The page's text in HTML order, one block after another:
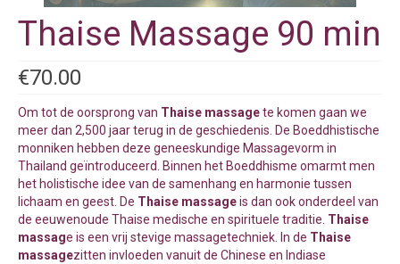
Thaise Massage 90 min
€70.00
Om tot de oorsprong van Thaise massagete komen gaan we
meer dan 2,500 jaar terug in de geschiedenis. De Boeddhistische
monniken hebben deze geneeskundige Massagevorm in
Thailand geïntroduceerd. Binnen het Boeddhisme omarmt men
het holistische idee van de samenhang en harmonie tussen
lichaam en geest. De Thaise massageis dan ook onderdeel van
de eeuwenoude Thaise medische en spirituele traditie. Thaise
massage is een vrij stevige massagetechniek. In de Thaise
massagezitten invloeden vanuit de Chinese en Indiase